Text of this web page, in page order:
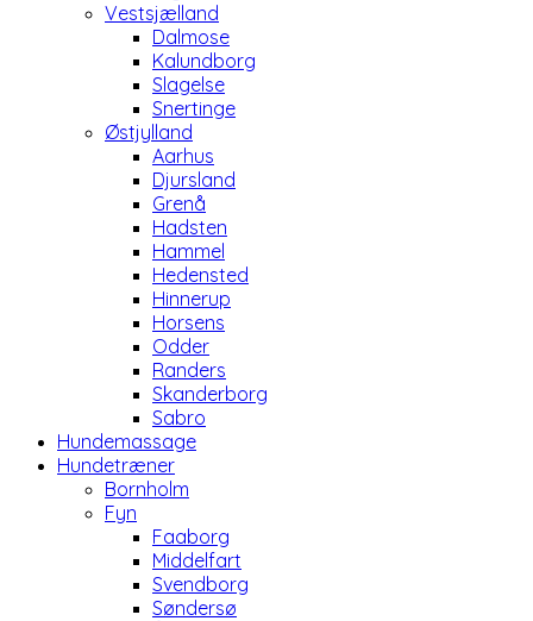
Vestsjælland
Dalmose
Kalundborg
Slagelse
Snertinge
Østjylland
Aarhus
Djursland
Grenå
Hadsten
Hammel
Hedensted
Hinnerup
Horsens
Odder
Randers
Skanderborg
Sabro
Hundemassage
Hundetræner
Bornholm
Fyn
Faaborg
Middelfart
Svendborg
Søndersø